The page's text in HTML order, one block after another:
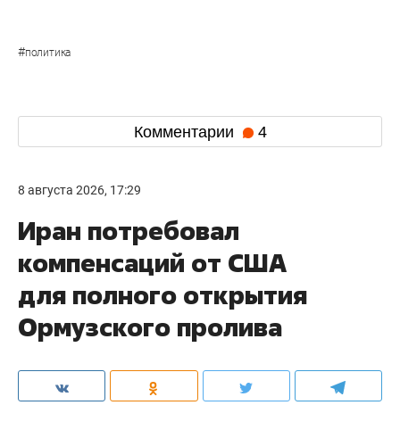
#политика
Комментарии 4
8 августа 2026, 17:29
Иран потребовал
компенсаций от США
для полного открытия
Ормузского пролива